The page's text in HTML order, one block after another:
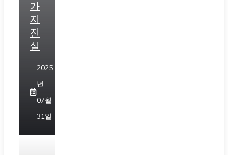
가
지
진
실
2025
년
07월
31일